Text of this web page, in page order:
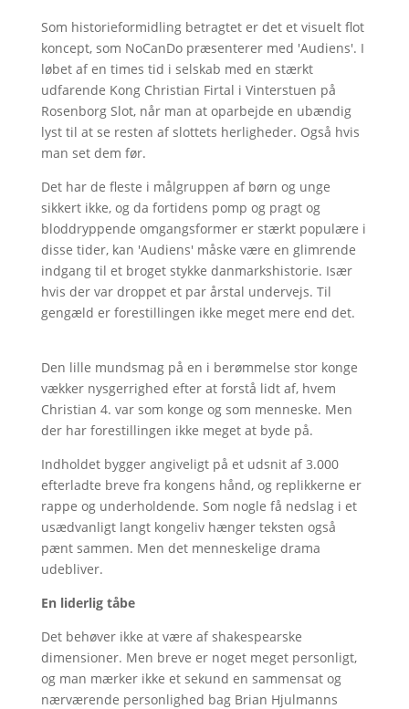
Som historieformidling betragtet er det et visuelt flot
koncept, som NoCanDo præsenterer med 'Audiens'. I
løbet af en times tid i selskab med en stærkt
udfarende Kong Christian Firtal i Vinterstuen på
Rosenborg Slot, når man at oparbejde en ubændig
lyst til at se resten af slottets herligheder. Også hvis
man set dem før.
Det har de fleste i målgruppen af børn og unge
sikkert ikke, og da fortidens pomp og pragt og
bloddryppende omgangsformer er stærkt populære i
disse tider, kan 'Audiens' måske være en glimrende
indgang til et broget stykke danmarkshistorie. Især
hvis der var droppet et par årstal undervejs. Til
gengæld er forestillingen ikke meget mere end det.
Den lille mundsmag på en i berømmelse stor konge
vækker nysgerrighed efter at forstå lidt af, hvem
Christian 4. var som konge og som menneske. Men
der har forestillingen ikke meget at byde på.
Indholdet bygger angiveligt på et udsnit af 3.000
efterladte breve fra kongens hånd, og replikkerne er
rappe og underholdende. Som nogle få nedslag i et
usædvanligt langt kongeliv hænger teksten også
pænt sammen. Men det menneskelige drama
udebliver.
En liderlig tåbe
Det behøver ikke at være af shakespearske
dimensioner. Men breve er noget meget personligt,
og man mærker ikke et sekund en sammensat og
nærværende personlighed bag Brian Hjulmanns